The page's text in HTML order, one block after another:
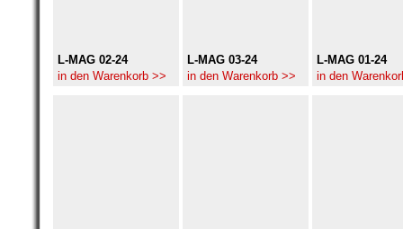
L-MAG 02-24
in den Warenkorb >>
L-MAG 03-24
in den Warenkorb >>
L-MAG 01-24
in den